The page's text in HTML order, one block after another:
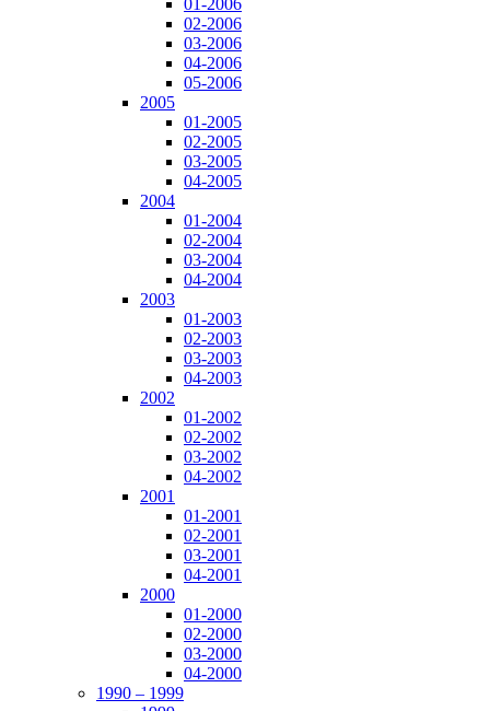
01-2006
02-2006
03-2006
04-2006
05-2006
2005
01-2005
02-2005
03-2005
04-2005
2004
01-2004
02-2004
03-2004
04-2004
2003
01-2003
02-2003
03-2003
04-2003
2002
01-2002
02-2002
03-2002
04-2002
2001
01-2001
02-2001
03-2001
04-2001
2000
01-2000
02-2000
03-2000
04-2000
1990 – 1999